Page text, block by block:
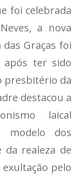
foi celebrada
a nova
Graças foi
após ter sido
presbitério da
destacou a
laical
modelo dos
da realeza de
pelo